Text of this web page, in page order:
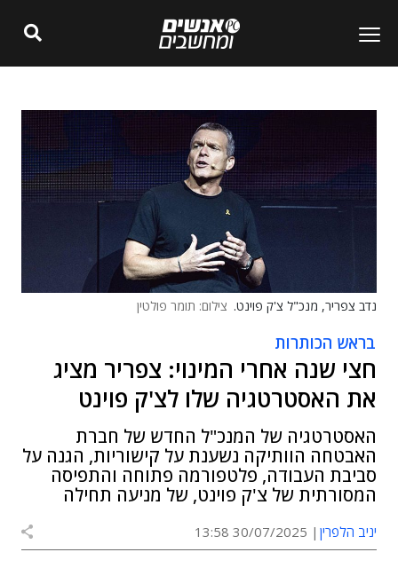
נדב צפריר, מנכ"ל צ'ק פוינט. צילום: תומר פולטין
בראש הכותרות
חצי שנה אחרי המינוי: צפריר מציג
את האסטרטגיה שלו לצ'ק פוינט
האסטרטגיה של המנכ"ל החדש של חברת
האבטחה הוותיקה נשענת על קישוריות, הגנה על
סביבת העבודה, פלטפורמה פתוחה והתפיסה
המסורתית של צ'ק פוינט, של מניעה תחילה
יניב הלפרין 30/07/2025 13:58